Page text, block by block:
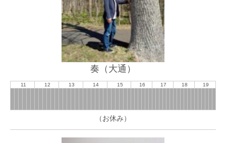
奏（大通）
11 12 13 14 15 16 17 18 19
（お休み）